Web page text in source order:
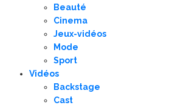
Beauté
Cinema
Jeux-vidéos
Mode
Sport
Vidéos
Backstage
Cast